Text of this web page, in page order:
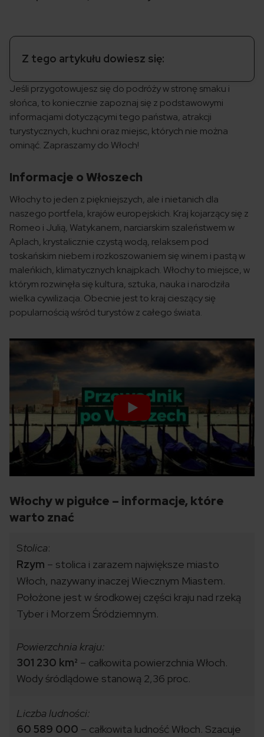
Z tego artykułu dowiesz się:
Jeśli przygotowujesz się do podróży w stronę smaku i
słońca, to koniecznie zapoznaj się z podstawowymi
informacjami dotyczącymi tego państwa, atrakcji
turystycznych, kuchni oraz miejsc, których nie można
ominąć. Zapraszamy do Włoch!
Informacje o Włoszech
Włochy to jeden z piękniejszych, ale i nietanich dla
naszego portfela, krajów europejskich. Kraj kojarzący się z
Romeo i Julią, Watykanem, narciarskim szaleństwem w
Aplach, krystalicznie czystą wodą, relaksem pod
toskańskim niebem i rozkoszowaniem się winem i pastą w
maleńkich, klimatycznych knajpkach. Włochy to miejsce, w
którym rozwinęła się kultura, sztuka, nauka i narodziła
wielka cywilizacja. Obecnie jest to kraj cieszący się
popularnością wśród turystów z całego świata.
Włochy w pigułce – informacje, które
warto znać
Stolica:
Rzym – stolica i zarazem największe miasto
Włoch, nazywany inaczej Wiecznym Miastem.
Położone jest w środkowej części kraju nad rzeką
Tyber i Morzem Śródziemnym.
Powierzchnia kraju:
301 230 km² – całkowita powierzchnia Włoch.
Wody śródlądowe stanową 2,36 proc.
Liczba ludności:
60 589 000 – całkowita ludność Włoch. Szacuje